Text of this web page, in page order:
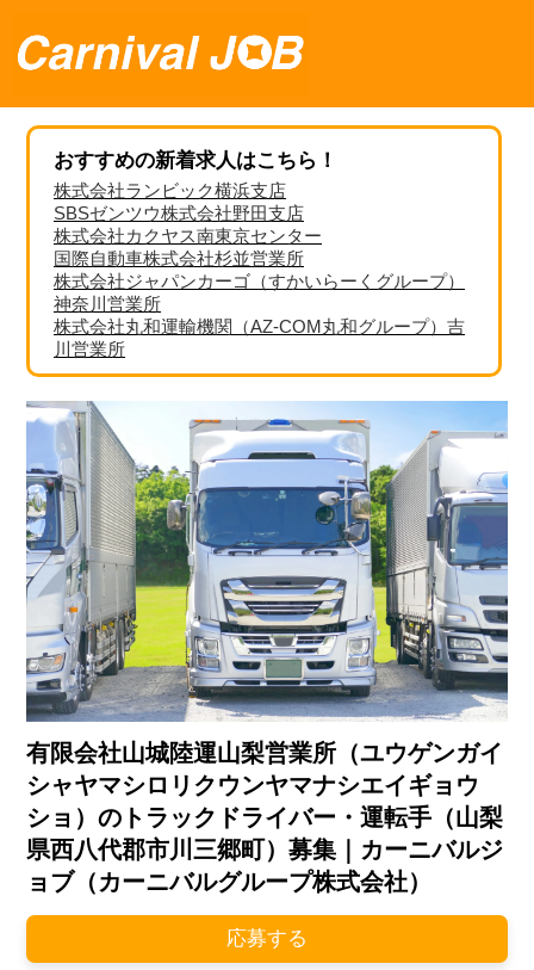
おすすめの新着求人はこちら！
株式会社ランビック横浜支店
SBSゼンツウ株式会社野田支店
株式会社カクヤス南東京センター
国際自動車株式会社杉並営業所
株式会社ジャパンカーゴ（すかいらーくグループ）
神奈川営業所
株式会社丸和運輸機関（AZ-COM丸和グループ）吉
川営業所
有限会社山城陸運山梨営業所（ユウゲンガイ
シャヤマシロリクウンヤマナシエイギョウ
ショ）のトラックドライバー・運転手（山梨
県西八代郡市川三郷町）募集｜カーニバルジ
ョブ（カーニバルグループ株式会社）
応募する